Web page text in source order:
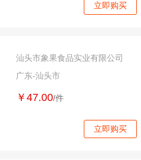
立即购买
￥47.00/件
汕头市象果食品实业有限公司
广东-汕头市
立即购买